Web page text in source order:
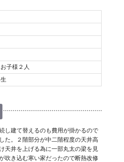
子様２人
し建て替えるのも費用が掛かるので
た。２階部分が中二階程度の天井高
天井を上げる為に一部丸太の梁を見
吹き込む寒い家だったので断熱改修